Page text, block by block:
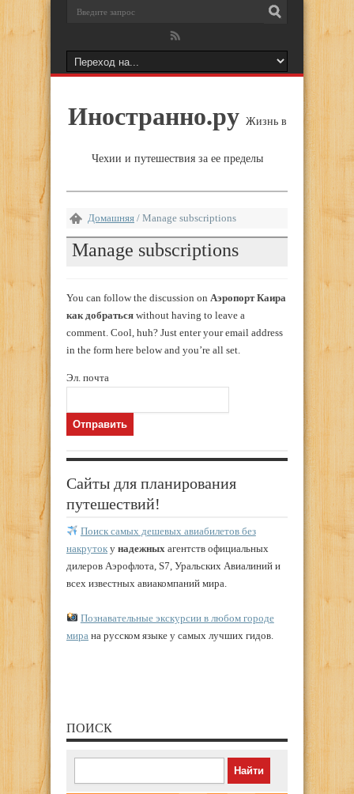
Иностранно.ру Жизнь в
Чехии и путешествия за ее пределы
Домашняя / Manage subscriptions
Manage subscriptions
You can follow the discussion on Аэропорт Каира
как добраться without having to leave a
comment. Cool, huh? Just enter your email address
in the form here below and you’re all set.
Эл. почта
Сайты для планирования
путешествий!
Поиск самых дешевых авиабилетов без
накруток у надежных агентств официальных
дилеров Аэрофлота, S7, Уральских Авиалиний и
всех известных авиакомпаний мира.
Познавательные экскурсии в любом городе
мира на русском языке у самых лучших гидов.
ПОИСК